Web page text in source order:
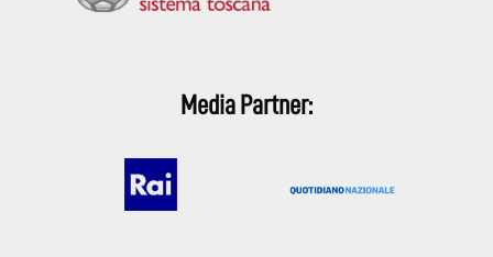
Media Partner: